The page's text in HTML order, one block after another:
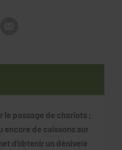
le passage de chariots ;
encore de caissons sur
d’obtenir un dénivelé